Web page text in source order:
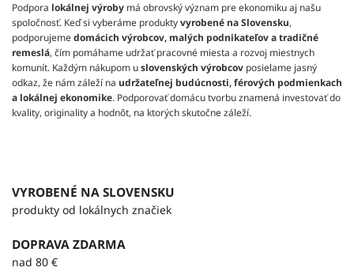
Podpora lokálnej výroby má obrovský význam pre ekonomiku aj našu
spoločnosť. Keď si vyberáme produktyvyrobené na Slovensku,
podporujemedomácich výrobcov, malých podnikateľov a tradičné
remeslá, čím pomáhame udržať pracovné miesta a rozvoj miestnych
komunít. Každým nákupom uslovenských výrobcov posielame jasný
odkaz, že nám záleží na udržateľnej budúcnosti, férových podmienkach
a lokálnej ekonomike. Podporovať domácu tvorbu znamená investovať do
kvality, originality a hodnôt, na ktorých skutočne záleží.
VYROBENÉ NA SLOVENSKU
produkty od lokálnych značiek
DOPRAVA ZDARMA
nad 80 €